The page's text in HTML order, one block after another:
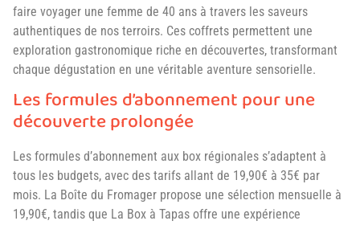
faire voyager une femme de 40 ans à travers les saveurs
authentiques de nos terroirs. Ces coffrets permettent une
exploration gastronomique riche en découvertes, transformant
chaque dégustation en une véritable aventure sensorielle.
Les formules d’abonnement pour une
découverte prolongée
Les formules d’abonnement aux box régionales s’adaptent à
tous les budgets, avec des tarifs allant de 19,90€ à 35€ par
mois. La Boîte du Fromager propose une sélection mensuelle à
19,90€, tandis que La Box à Tapas offre une expérience